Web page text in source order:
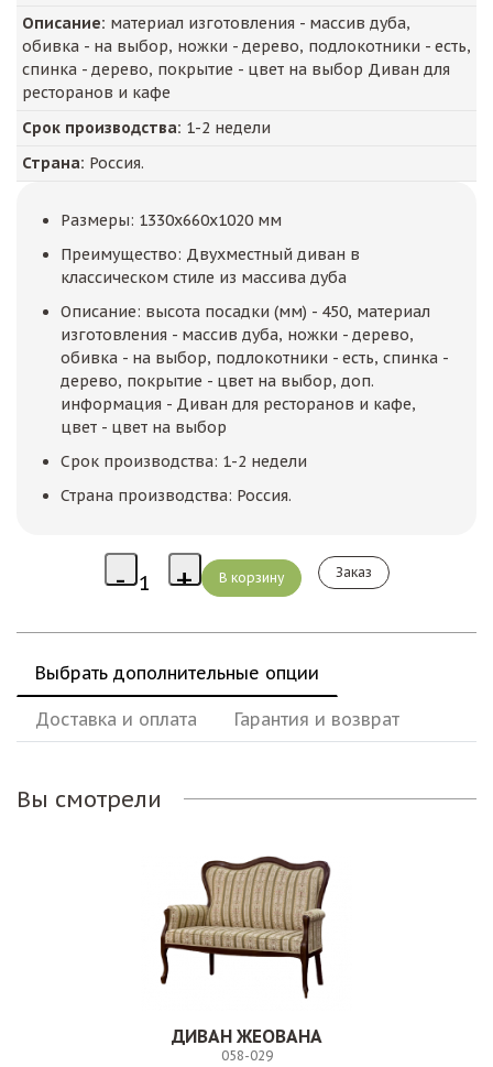
Описание: материал изготовления - массив дуба,
обивка - на выбор, ножки - дерево, подлокотники - есть,
спинка - дерево, покрытие - цвет на выбор Диван для
ресторанов и кафе
Срок производства: 1-2 недели
Страна: Россия.
Размеры: 1330x660x1020 мм
Преимущество: Двухместный диван в
классическом стиле из массива дуба
Описание: высота посадки (мм) - 450, материал
изготовления - массив дуба, ножки - дерево,
обивка - на выбор, подлокотники - есть, спинка -
дерево, покрытие - цвет на выбор, доп.
информация - Диван для ресторанов и кафе,
цвет - цвет на выбор
Срок производства: 1-2 недели
Страна производства: Россия.
Заказ
Выбрать дополнительные опции
Доставка и оплата Гарантия и возврат
Вы смотрели
ДИВАН ЖЕОВАНА
058-029